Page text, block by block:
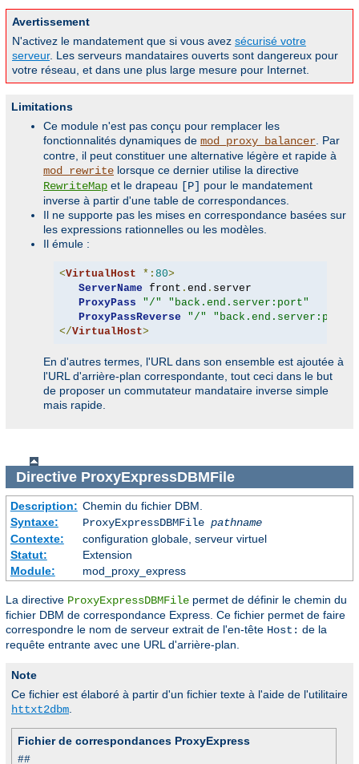
Avertissement
N'activez le mandatement que si vous avez sécurisé votre
serveur. Les serveurs mandataires ouverts sont dangereux pour
votre réseau, et dans une plus large mesure pour Internet.
Limitations
Ce module n'est pas conçu pour remplacer les
fonctionnalités dynamiques de mod_proxy_balancer . Par
contre, il peut constituer une alternative légère et rapide à
mod_rewrite lorsque ce dernier utilise la directive
RewriteMap et le drapeau [P] pour le mandatement
inverse à partir d'une table de correspondances.
Il ne supporte pas les mises en correspondance basées sur
les expressions rationnelles ou les modèles.
Il émule :
<VirtualHost *: 80>
ServerName front . end . server
ProxyPass
"/"
"back.end.server:port"
ProxyPassReverse
"/"
"back.end.server:port"
</VirtualHost>
En d'autres termes, l'URL dans son ensemble est ajoutée à
l'URL d'arrière-plan correspondante, tout ceci dans le but
de proposer un commutateur mandataire inverse simple
mais rapide.
Directive ProxyExpressDBMFile
Description: Chemin du fichier DBM.
Syntaxe:
ProxyExpressDBMFile pathname
Contexte:
configuration globale, serveur virtuel
Statut:
Extension
Module:
mod_proxy_express
La directive ProxyExpressDBMFile permet de définir le chemin du
fichier DBM de correspondance Express. Ce fichier permet de faire
correspondre le nom de serveur extrait de l'en-tête Host: de la
requête entrante avec une URL d'arrière-plan.
Note
Ce fichier est élaboré à partir d'un fichier texte à l'aide de l'utilitaire
httxt2dbm.
Fichier de correspondances ProxyExpress
##